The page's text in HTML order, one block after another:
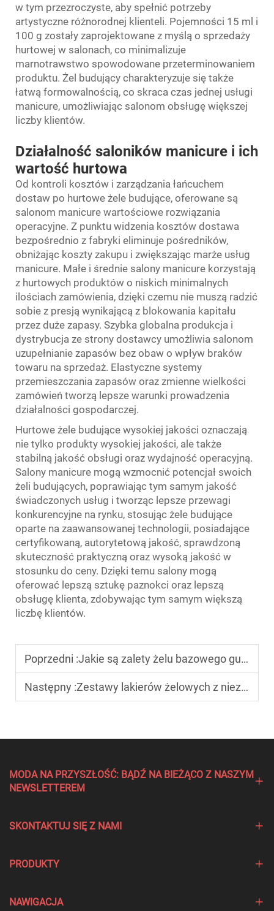
w tym przezroczyste, aby spełnić potrzeby
artystyczne różnorodnej klienteli. Pojemności 15 ml i
100 g zostały zaprojektowane z myślą o sprzedaży
hurtowej w salonach, co minimalizuje
marnotrawstwo spowodowane przeterminowaniem
produktu. Żel budujący charakteryzuje się także
łatwą formowalnością, co skraca czas jednej usługi
manicure, umożliwiając salonom obsługę większej
liczby klientów.
Działalność saloników manicure i ich
wartość hurtowa
Od kontroli kosztów i zarządzania łańcuchem
dostaw po hurtowe żele budujące, oferowane są
salonom manicure wartościowe rozwiązania
operacyjne. Z punktu widzenia kosztów dostawa
bezpośrednio z fabryki eliminuje pośredników,
obniżając koszty zakupu i zwiększając marże usług
manicure. Małe i średnie salony manicure korzystają
z hurtowych produktów o niskich minimalnych
ilościach zamówienia, dzięki czemu nie muszą radzić
sobie z presją wynikającą z blokowania kapitału
przez duże zapasy. Szybka globalna produkcja i
dystrybucja ze strony dostawcy umożliwia salonom
uzupełnianie zapasów bez obaw o wpływ braków
towaru na sprzedaż. Elastyczne systemy
przemieszczania zapasów oraz zmienne wielkości
zamówień tworzą lepsze warunki prowadzenia
działalności gospodarczej.
Hurtowe żele budujące wysokiej jakości oznaczają
nie tylko produkty wysokiej jakości, ale także
stabilną jakość obsługi oraz wydajność operacyjną.
Salony manicure mogą wzmocnić potencjał swoich
żeli budujących, poprawiając tym samym jakość
świadczonych usług i tworząc lepsze przewagi
konkurencyjne na rynku, stosując żele budujące
oparte na zaawansowanej technologii, posiadające
certyfikowaną, autorytetową jakość, sprawdzoną
skuteczność praktyczną oraz wysoką jakość w
stosunku do ceny. Dzięki temu salony mogą
oferować lepszą sztukę paznokci oraz lepszą
obsługę klienta, zdobywając tym samym większą
liczbę klientów.
Poprzedni :Jakie są zalety żelu bazowego gumowego w porównaniu do tradycyjnych podkładów?
Następny :Zestawy lakierów żelowych z niezbędnymi narzędziami do manicure artystycznego
MODA NA PRZYSZŁOŚĆ: BĄDŹ NA BIEŻĄCO Z NASZYM
NEWSLETTEREM
SKONTAKTUJ SIĘ Z NAMI
PRODUKTY
NAWIGACJA